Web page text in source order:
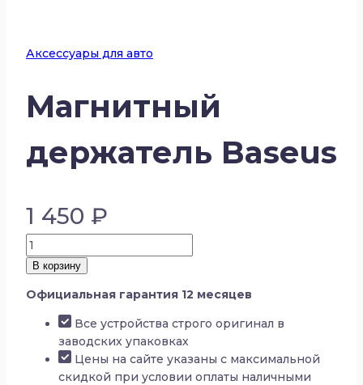
Аксессуары для авто
Магнитный
держатель Baseus
1 450 ₽
Количество
товара
Магнитный
держатель
Baseus
В корзину
Официальная гарантия 12 месяцев
Все устройства строго оригинал в
заводских упаковках
Цены на сайте указаны с максимальной
скидкой при условии оплаты наличными